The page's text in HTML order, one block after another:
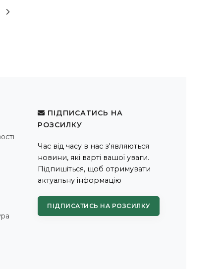
ПІДПИСАТИСЬ НА
РОЗСИЛКУ
Час від часу в нас з'являються
новини, які варті вашої уваги.
Підпишіться, щоб отримувати
актуальну інформацію
ПІДПИСАТИСЬ НА РОЗСИЛКУ